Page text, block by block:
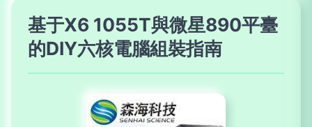
基于X6 1055T與微星890平臺
的DIY六核電腦組裝指南